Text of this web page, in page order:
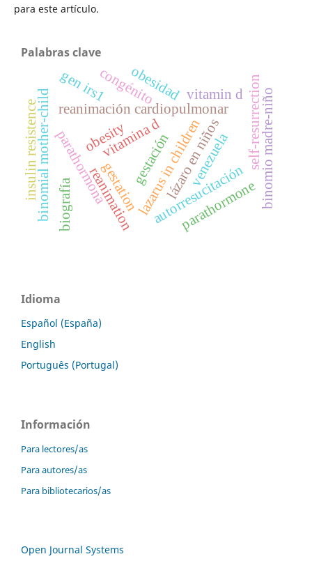
para este artículo.
Palabras clave
autorresucitación
lázaro en niños
reanimación cardiopulmonar self-resurrection
lazarus in children
reanimation
vitamina d
parathormona gestación binomio madre-niño
vitamin d
parathormone
gestation
binomial mother-child biografía
venezuela
congénito
gen irs1 obesidad
insulin resistence obesity
Idioma
Español (España)
English
Português (Portugal)
Información
Para lectores/as
Para autores/as
Para bibliotecarios/as
Open Journal Systems